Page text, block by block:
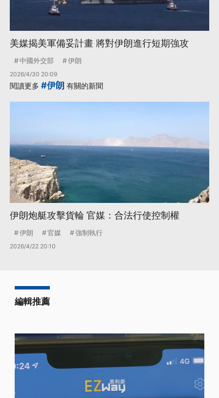
美媒揭美軍備妥計畫 將對伊朗進行短期強攻
中國外交部 伊朗
2026/4/30 20:09
閱讀更多 #伊朗 有關的新聞
伊朗炮艇攻擊貨輪 官媒：合法行使控制權
伊朗 官媒 強制執行
2026/4/22 20:10
編輯推薦